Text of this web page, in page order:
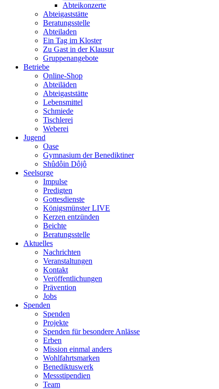
Abteikonzerte
Abteigaststätte
Beratungsstelle
Abteiladen
Ein Tag im Kloster
Zu Gast in der Klausur
Gruppenangebote
Betriebe
Online-Shop
Abteiläden
Abteigaststätte
Lebensmittel
Schmiede
Tischlerei
Weberei
Jugend
Oase
Gymnasium der Benediktiner
Shûdôin Dôjô
Seelsorge
Impulse
Predigten
Gottesdienste
Königsmünster LIVE
Kerzen entzünden
Beichte
Beratungsstelle
Aktuelles
Nachrichten
Veranstaltungen
Kontakt
Veröffentlichungen
Prävention
Jobs
Spenden
Spenden
Projekte
Spenden für besondere Anlässe
Erben
Mission einmal anders
Wohlfahrtsmarken
Benediktuswerk
Messstipendien
Team